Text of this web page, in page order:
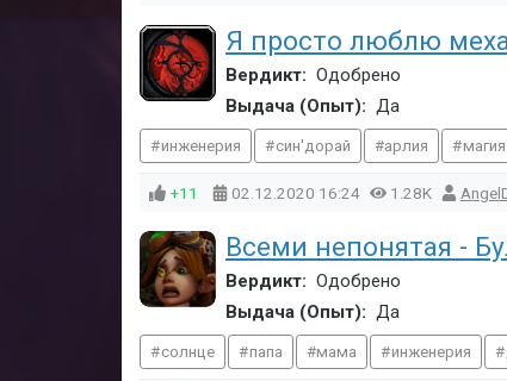
Я просто люблю
Вердикт: Одобрено
Выдача (Опыт): Да
инженерия син'дорай арлия
+11 02.12.2020 16:24 1.28K
Всеми непонятая -
Вердикт: Одобрено
Выдача (Опыт): Да
солнце папа мама инженерия